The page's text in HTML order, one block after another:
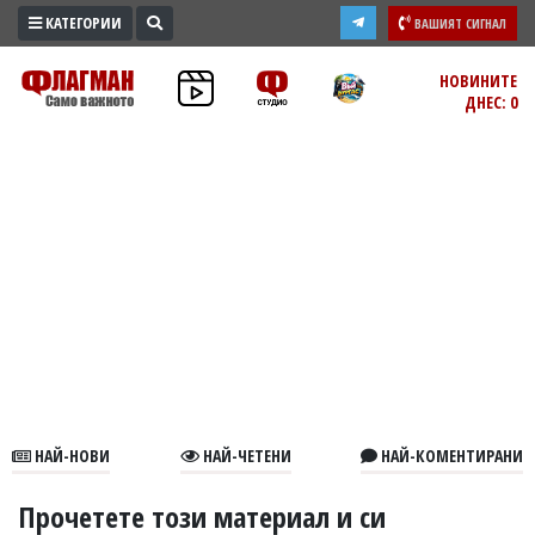
ПРОМО
ЗОНА
В
КАТЕГОРИИ ВАШИЯТ СИГНАЛ
НОВИНИТЕ
ДНЕС: 0
НАЙ-НОВИ НАЙ-ЧЕТЕНИ НАЙ-КОМЕНТИРАНИ
Прочетете този материал и си